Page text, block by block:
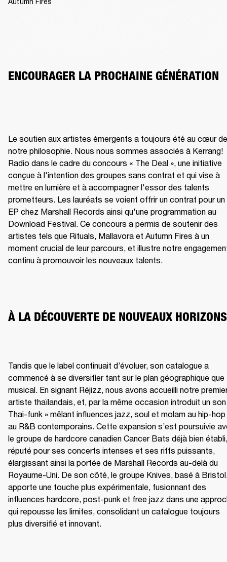
ENCOURAGER LA PROCHAINE GÉNÉRATION
Le soutien aux artistes émergents a toujours été au cœur de
notre philosophie. Nous nous sommes associés à Kerrang!
Radio dans le cadre du concours « The Deal », une initiative
conçue à l'intention des groupes sans contrat et qui vise à
mettre en lumière et à accompagner l'essor des talents
prometteurs. Les lauréats se voient offrir un contrat pour un
EP chez Marshall Records ainsi qu'une programmation au
Download Festival. Ce concours a permis de soutenir des
artistes tels que Rituals, Mallavora et Autumn Fires à un
moment crucial de leur parcours, et illustre notre
continu à promouvoir les nouveaux talents.
À LA DÉCOUVERTE DE NOUVEAUX HORIZONS
Tandis que le label continuait d’évoluer, son catalogue a
commencé à se diversifier tant sur le plan géographique que
musical. En signant Réjizz, nous avons accueilli notre
artiste thaïlandais, et, par la même occasion introduit un son
Thai-funk » mêlant influences jazz, soul et molam au hip-
au R&B contemporains. Cette expansion s’est poursuivie
le groupe de hardcore canadien Cancer Bats déjà bien établi,
réputé pour ses concerts intenses et ses riffs puissants,
élargissant ainsi la portée de Marshall Records au-delà du
Royaume-Uni. De son côté, le groupe Knives, basé à
apporte une touche plus expérimentale, fusionnant des
influences hardcore, post-punk et free jazz dans une
qui repousse les limites, consolidant un catalogue toujours
plus diversifié et innovant.